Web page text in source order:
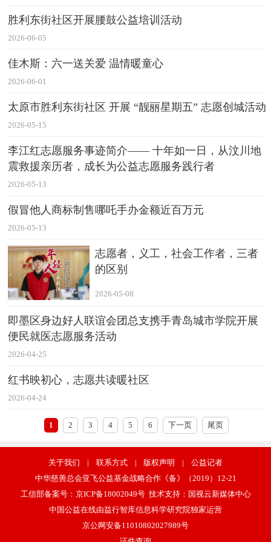
胜利东街社区开展腰鼓公益培训活动
2026-06-05
佳木斯：六一送关爱 温情暖童心
2026-06-01
太原市胜利东街社区 开展 “靓丽星期五” 志愿创城活动
2026-05-15
李江红志愿服务事迹简介—— 十年如一日，从汶川地
震救援亲历者，成长为公益志愿服务践行者
2026-05-13
假冒他人商标制售哪吒手办金额近百万元
2026-05-13
志愿者，义工，社会工作者，三者
的区别
2026-05-08
即墨区身边好人联谊会团总支携手青岛城市学院开展
便民就医志愿服务活动
2026-04-25
红书映初心，志愿共读暖社区
2026-04-24
1 2 3 4 5 6 下一页 尾页
关于我们 | 联系方式 | 版权声明 |
公益记者
中华慈善总会亚飞公益基金战略合作《备》（2019）12-21
工信部备案号： 京ICP备18002049号技术支持： 国视云新媒体中心
中国公益在线由益行智库信息科学研究院独家运营
京公网安备11010802027989号